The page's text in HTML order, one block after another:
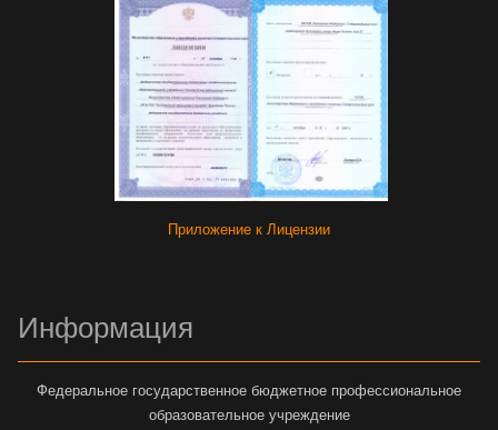
Приложение к Лицензии
Информация
Федеральное государственное бюджетное профессиональное
образовательное учреждение